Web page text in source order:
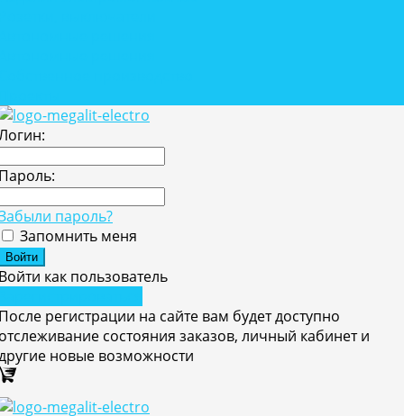
пароль?
Запомнить меня
как пользователь
регистрации на сайте вам будет доступно
состояния заказов, личный кабинет и
новые возможности